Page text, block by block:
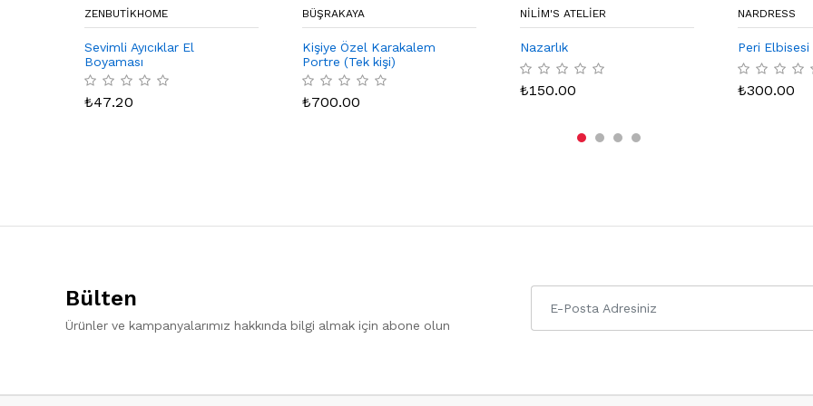
ZENBUTIKHOME
Sevimli Ayıcıklar El
Boyaması
₺47.20
BÜŞRAKAYA
Kişiye Özel Karakalem
Portre (Tek kişi)
₺700.00
NILIM'S ATELIER
Nazarlık
₺150.00
NARDRESS
Peri Elbisesi
₺300.00
Bülten
Ürünler ve kampanyalarımız hakkında bilgi almak için abone olun